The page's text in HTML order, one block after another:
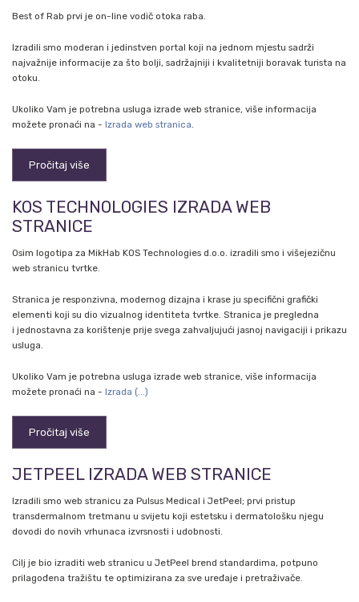
Best of Rab prvi je on-line vodič otoka raba.
Izradili smo moderan i jedinstven portal koji na jednom mjestu sadrži
najvažnije informacije za što bolji, sadržajniji i kvalitetniji boravak turista na
otoku.
Ukoliko Vam je potrebna usluga izrade web stranice, više informacija
možete pronaći na - Izrada web stranica.
Pročitaj više
KOS TECHNOLOGIES IZRADA WEB
STRANICE
Osim logotipa za MikHab KOS Technologies d.o.o. izradili smo i višejezičnu
web stranicu tvrtke.
Stranica je responzivna, modernog dizajna i krase ju specifični grafički
elementi koji su dio vizualnog identiteta tvrtke. Stranica je pregledna
i jednostavna za korištenje prije svega zahvaljujući jasnoj navigaciji i prikazu
usluga.
Ukoliko Vam je potrebna usluga izrade web stranice, više informacija
možete pronaći na - Izrada (...)
Pročitaj više
JETPEEL IZRADA WEB STRANICE
Izradili smo web stranicu za Pulsus Medical i JetPeel; prvi pristup
transdermalnom tretmanu u svijetu koji estetsku i dermatološku njegu
dovodi do novih vrhunaca izvrsnosti i udobnosti.
Cilj je bio izraditi web stranicu u JetPeel brend standardima, potpuno
prilagođena tražištu te optimizirana za sve uređaje i pretraživače.